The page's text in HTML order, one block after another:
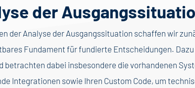
der
der Analyse der Ausgangssituation schaffen wir
Fundament für fundierte Entscheidungen.
betrachten dabei insbesondere die vorhandenen
Integrationen sowie Ihren Custom Code, um